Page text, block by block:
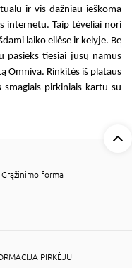
ir vis dažniau ieškoma
internetu. Taip tėveliai nori
laiko eilėse ir kelyje. Be
pasieks tiesiai jūsų namus
Omniva. Rinkitės iš plataus
pirkiniais kartu su
Grąžinimo forma
PIRKĖJUI